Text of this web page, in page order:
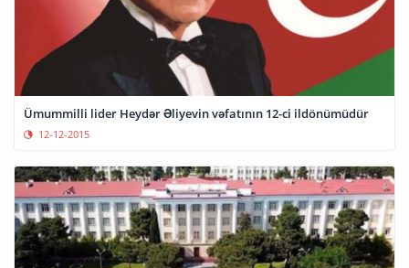
Ümummilli lider Heydər Əliyevin vəfatının 12-ci ildönümüdür
12-12-2015